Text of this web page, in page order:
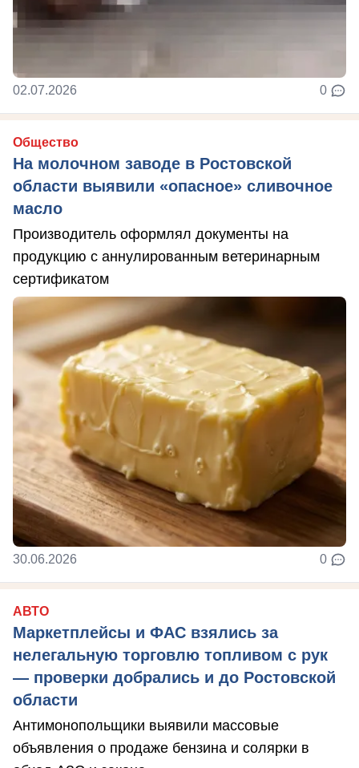
02.07.2026 0
Общество
На молочном заводе в Ростовской
области выявили «опасное» сливочное
масло
Производитель оформлял документы на
продукцию с аннулированным ветеринарным
сертификатом
30.06.2026 0
АВТО
Маркетплейсы и ФАС взялись за
нелегальную торговлю топливом с рук
— проверки добрались и до Ростовской
области
Антимонопольщики выявили массовые
объявления о продаже бензина и солярки в